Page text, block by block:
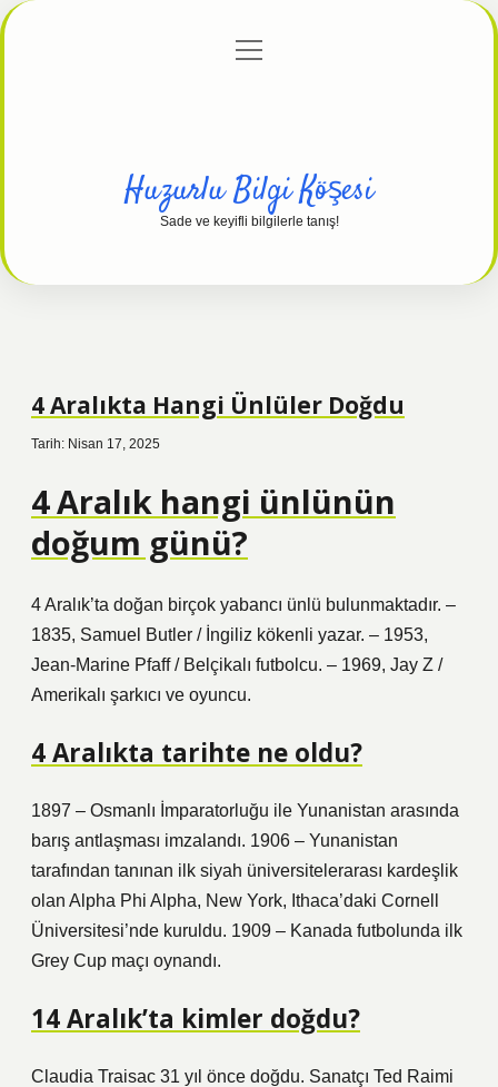
Gizlilik Politikası
menüyü
Huzurlu Bilgi Köşesi
Sade ve keyifli bilgilerle tanış!
4 Aralıkta Hangi Ünlüler Doğdu
Tarih: Nisan 17, 2025
4 Aralık hangi ünlünün
doğum günü?
4 Aralık’ta doğan birçok yabancı ünlü bulunmaktadır. –
1835, Samuel Butler / İngiliz kökenli yazar. – 1953,
Jean-Marine Pfaff / Belçikalı futbolcu. – 1969, Jay Z /
Amerikalı şarkıcı ve oyuncu.
4 Aralıkta tarihte ne oldu?
1897 – Osmanlı İmparatorluğu ile Yunanistan arasında
barış antlaşması imzalandı. 1906 – Yunanistan
tarafından tanınan ilk siyah üniversitelerarası kardeşlik
olan Alpha Phi Alpha, New York, Ithaca’daki Cornell
Üniversitesi’nde kuruldu. 1909 – Kanada futbolunda ilk
Grey Cup maçı oynandı.
14 Aralık’ta kimler doğdu?
Claudia Traisac 31 yıl önce doğdu. Sanatçı Ted Raimi